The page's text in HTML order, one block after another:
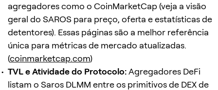
agregadores como o CoinMarketCap (veja a visão
geral do SAROS para preço, oferta e estatísticas de
detentores). Essas páginas são a melhor referência
única para métricas de mercado atualizadas.
(coinmarketcap.com)
TVL e Atividade do Protocolo:Agregadores DeFi
listam o Saros DLMM entre os primitivos de DEX de